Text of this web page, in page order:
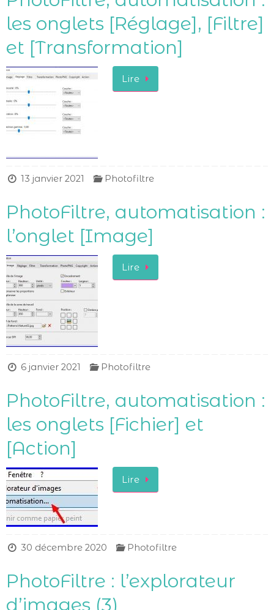
les onglets [Réglage], [Filtre]
et [Transformation]
Lire
13 janvier 2021 Photofiltre
PhotoFiltre, automatisation :
l’onglet [Image]
Lire
6 janvier 2021 Photofiltre
PhotoFiltre, automatisation :
les onglets [Fichier] et
[Action]
Lire
30 décembre 2020 Photofiltre
PhotoFiltre : l’explorateur
d’images (3)